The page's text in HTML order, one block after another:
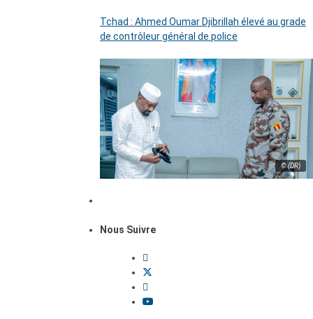
Tchad : Ahmed Oumar Djibrillah élevé au grade
de contrôleur général de police
© (DR)
Nous Suivre